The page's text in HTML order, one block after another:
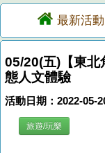
最新活動
05/20(五)【東北
態人文體驗
活動日期：2022-05-
旅遊/玩樂